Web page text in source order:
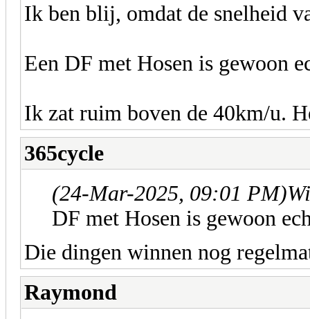
Ik ben blij, omdat de snelheid
Een DF met Hosen is gewoon
Ik zat ruim boven de 40km/u.
365cycle
(24-Mar-2025, 09:01 PM)
DF met Hosen is gewoon
Die dingen winnen nog
Raymond